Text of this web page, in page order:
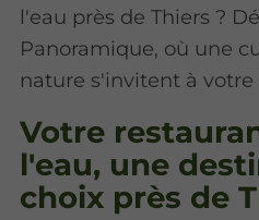
l'eau près de Thiers ?
Panoramique, où une
nature s'invitent à votre
Votre
l'eau, une
choix près de